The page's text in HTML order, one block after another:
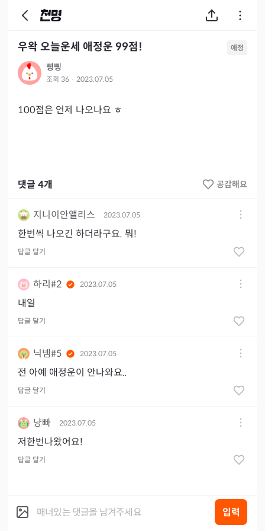
우왁 오늘운세 애정운 99점! 애정
삥삥
조회 36 · 2023.07.05
100점은 언제 나오나요 ㅎ
댓글 4개 공감해요
지니이안앨리스 2023.07.05
한번씩 나오긴 하더라구요. 뭐!
답글 달기
하리#2 2023.07.05
내일
답글 달기
닉넴#5 2023.07.05
전 아예 애정운이 안나와요..
답글 달기
냥빠 2023.07.05
저한번나왔어요!
답글 달기
입력